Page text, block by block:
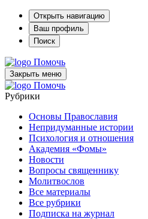
Открыть навигацию
Ваш профиль
Поиск
Помочь
Закрыть меню
Помочь
Рубрики
Основы Православия
Непридуманные истории
Психология и отношения
Академия «Фомы»
Новости
Вопросы священнику
Молитвослов
Все материалы
Все рубрики
Подписка на журнал